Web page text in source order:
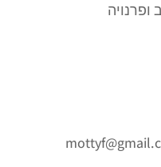
ופרנויה